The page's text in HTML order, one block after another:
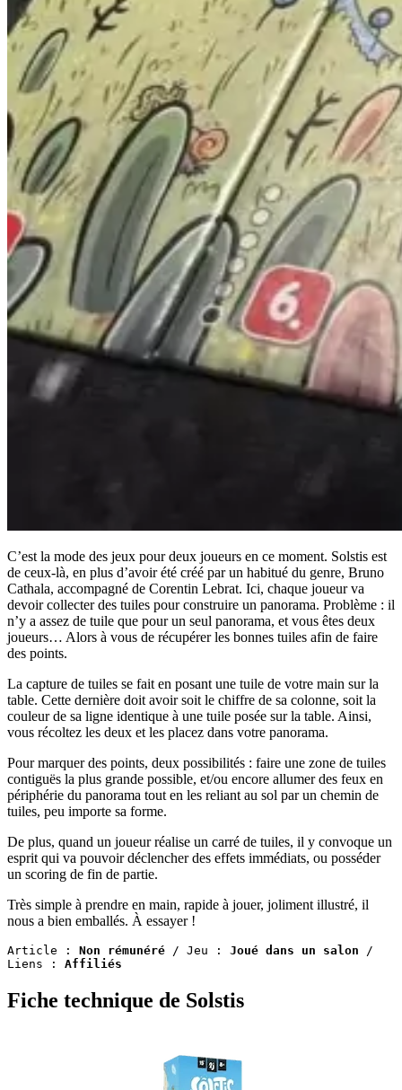
C’est la mode des jeux pour deux joueurs en ce moment. Solstis est
de ceux-là, en plus d’avoir été créé par un habitué du genre, Bruno
Cathala, accompagné de Corentin Lebrat. Ici, chaque joueur va
devoir collecter des tuiles pour construire un panorama. Problème : il
n’y a assez de tuile que pour un seul panorama, et vous êtes deux
joueurs… Alors à vous de récupérer les bonnes tuiles afin de faire
des points.
La capture de tuiles se fait en posant une tuile de votre main sur la
table. Cette dernière doit avoir soit le chiffre de sa colonne, soit la
couleur de sa ligne identique à une tuile posée sur la table. Ainsi,
vous récoltez les deux et les placez dans votre panorama.
Pour marquer des points, deux possibilités : faire une zone de tuiles
contiguës la plus grande possible, et/ou encore allumer des feux en
périphérie du panorama tout en les reliant au sol par un chemin de
tuiles, peu importe sa forme.
De plus, quand un joueur réalise un carré de tuiles, il y convoque un
esprit qui va pouvoir déclencher des effets immédiats, ou posséder
un scoring de fin de partie.
Très simple à prendre en main, rapide à jouer, joliment illustré, il
nous a bien emballés. À essayer !
Article : Non rémunéré / Jeu : Joué dans un salon /
Liens : Affiliés
Fiche technique de Solstis